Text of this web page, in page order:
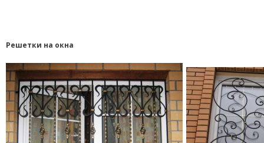
Решетки на окна